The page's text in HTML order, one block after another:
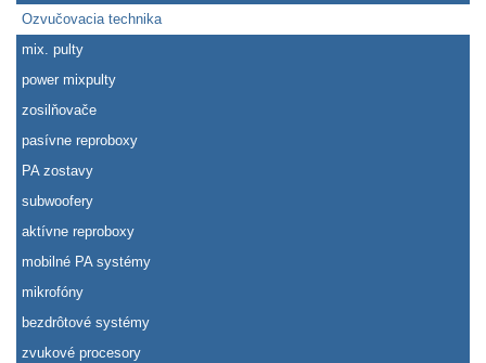
Ozvučovacia technika
mix. pulty
power mixpulty
zosilňovače
pasívne reproboxy
PA zostavy
subwoofery
aktívne reproboxy
mobilné PA systémy
mikrofóny
bezdrôtové systémy
zvukové procesory